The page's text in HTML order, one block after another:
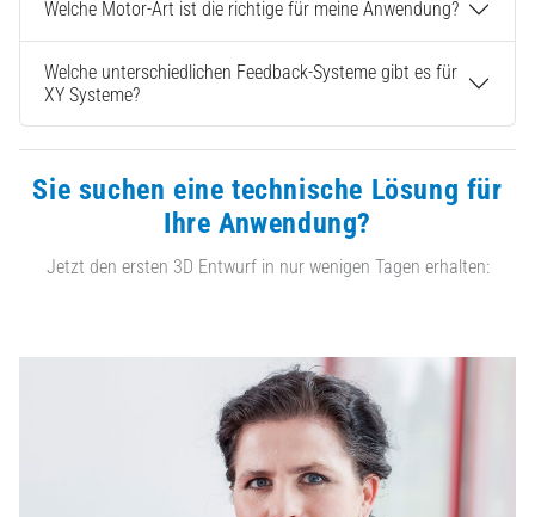
Welche Motor-Art ist die richtige für meine Anwendung?
Welche unterschiedlichen Feedback-Systeme gibt es für
XY Systeme?
Sie suchen eine technische Lösung für
Ihre Anwendung?
Jetzt den ersten 3D Entwurf in nur wenigen Tagen erhalten: